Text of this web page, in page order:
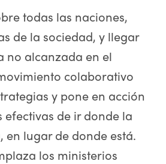
todas las naciones,
de la sociedad, y llegar
no alcanzada en el
colaborativo
y pone en acción
efectivas de ir donde la
en lugar de donde está.
los ministerios